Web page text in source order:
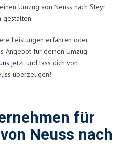
Umzug von Neuss nach Steyr
gestalten.
Leistungen erfahren oder
Angebot für deinen Umzug
jetzt und lass dich von
überzeugen!
für
Neuss nach